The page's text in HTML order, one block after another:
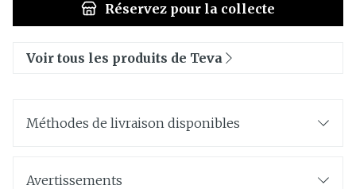
Réservez pour la collecte
Voir tous les produits de Teva
Méthodes de livraison disponibles
Avertissements